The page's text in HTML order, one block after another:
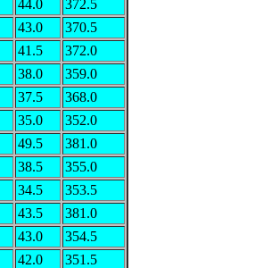
44.0
372.5
43.0
370.5
41.5
372.0
38.0
359.0
37.5
368.0
35.0
352.0
49.5
381.0
38.5
355.0
34.5
353.5
43.5
381.0
43.0
354.5
42.0
351.5